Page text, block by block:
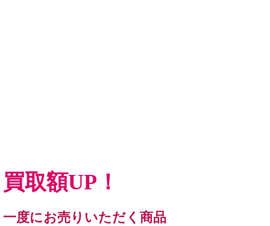
買取額UP！
一度にお売りいただく商品